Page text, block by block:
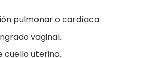
pulmonar o cardíaca.
vaginal.
cuello uterino.